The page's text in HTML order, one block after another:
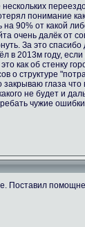
понимание
на 90% от какой
очень далёк от
За это
в 2013м году,
как об стенку
о структуре
глаза
не будет и
чужие
Поставил